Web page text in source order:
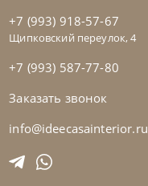
+7 (993) 918-57-67
Щипковский переулок, 4
+7 (993) 587-77-80
Заказать звонок
info@ideecasainterior.ru